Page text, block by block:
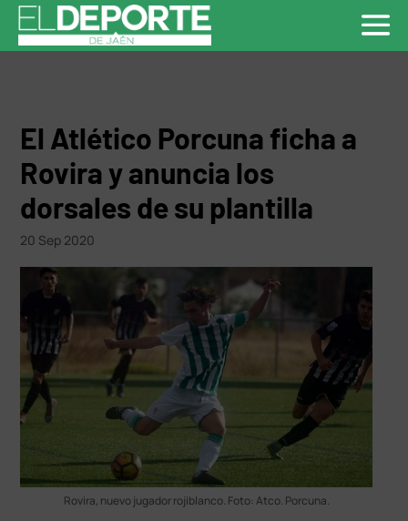
El Atlético Porcuna ficha a
Rovira y anuncia los
dorsales de su plantilla
20 Sep 2020
Rovira, nuevo jugador rojiblanco. Foto: Atco. Porcuna.